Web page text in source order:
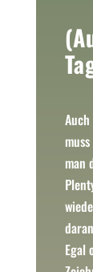
man
Egal